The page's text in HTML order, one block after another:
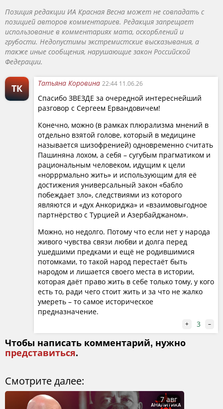
концептуального наблюдения: действующий глава
Армении Никол Пашинян выдвинул тезис, который на
первый взгляд кажется абсурдным, но требует
серьёзного обсуждения. Пашинян провозгласил
разделение Армении на «историческую» (плохую,
устаревшую) и «реальную» (хорошую, современную),
объявив себя воплощением «реальной» Армении.
Кургинян жёстко критикует саму идею
противопоставления реального историческому.
История — это не абстракция, а конкретная связь
живых и мёртвых, связь поколений. Если следовать
этой логике, придётся перечеркнуть «Бессмертный
полк», заменить память о предках рекламой, закатать
в асфальт кладбища. Говоря об отказе от
исторического, политолог проводит параллель с
фильмом «Покаяние» Абуладзе. Политолог
подчёркивает: отказ от истории не означает, что
история отказывается от тебя, — она возвращается
катастрофами и геноцидом.
Центральный политический аспект, по Кургиняну, в
том, что Пашинян неразрывно связан с турецким
лидером Эрдоганом, причём занимает в этой связке
очевидно подчинённое положение. Между тем,
Эрдоган, в отличие от Пашиняна, не
противопоставляет историческое реальному. Он
разворачивает Турцию в сторону неоосманизма, то
есть глубокой исторической преемственности с
Османской империей. Вырисовывается чудовищная
антиисторичной, а Турция провозглашает
историчность и экспансию, то Армения
автоматически превращается в провинцию
Позиция редакции ИА Красная Весна может не совпадать с
позицией авторов комментариев. Редакция запрещает
использование в комментариях мата, оскорблений и
грубости. Недопустимы экстремистские высказывания, а
также иные сообщения, нарушающие закон Российской
Федерации.
ТК
Татьяна Коровина 22:44 11.06.26
Спасибо ЗВЕЗДЕ за очередной интереснейший
разговор с Сергеем Ервандовичем!
Конечно, можно (в рамках плюрализма мнений в
отдельно взятой голове, который в медицине
называется шизофренией) одновременно считать
Пашиняна лохом, а себя – сугубым прагматиком и
рациональным человеком, идущим к цели
«норррмально жить» и использующим для её
достижения универсальный закон «бабло
побеждает зло», следствиями из которого
являются и «дух Анкориджа» и «взаимовыгодное
партнёрство с Турцией и Азербайджаном».
Можно, но недолго. Потому что если нет у народа
живого чувства связи любви и долга перед
ушедшими предками и ещё не родившимися
потомками, то такой народ перестаёт быть
народом и лишается своего места в истории,
которая даёт право жить в себе только тому, у кого
есть то, ради чего стоит жить и за что не жалко
умереть – то самое историческое
предназначение.
+ 3 –
Чтобы написать комментарий, нужно
представиться.
Смотрите далее:
7 авг